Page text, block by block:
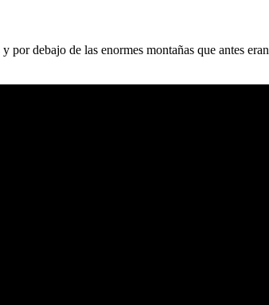
debajo de las enormes montañas que antes